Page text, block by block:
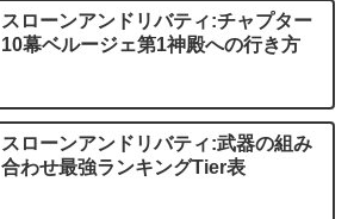
スローンアンドリバティ:チャプター
10幕ベルージェ第1神殿への行き方
スローンアンドリバティ:武器の組み
合わせ最強ランキングTier表